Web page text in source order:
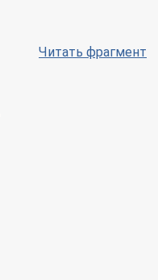
Читать фрагмент